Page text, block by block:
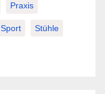
Praxis
Sport Stühle